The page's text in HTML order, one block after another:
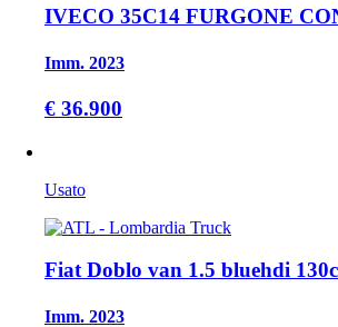
IVECO 35C14 FURGONE
Imm. 2023
€ 36.900
Usato
Fiat Doblo van 1.5 bluehdi
Imm. 2023